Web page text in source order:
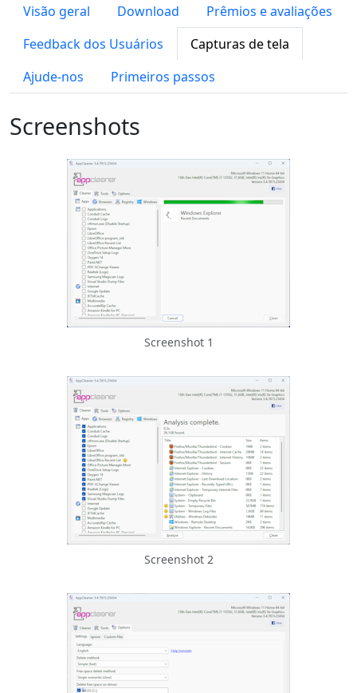
Visão geral Download
Prêmios e avaliações
Feedback dos Usuários
Capturas de tela
Ajude-nos
Primeiros passos
Screenshots
Screenshot 1
Screenshot 2